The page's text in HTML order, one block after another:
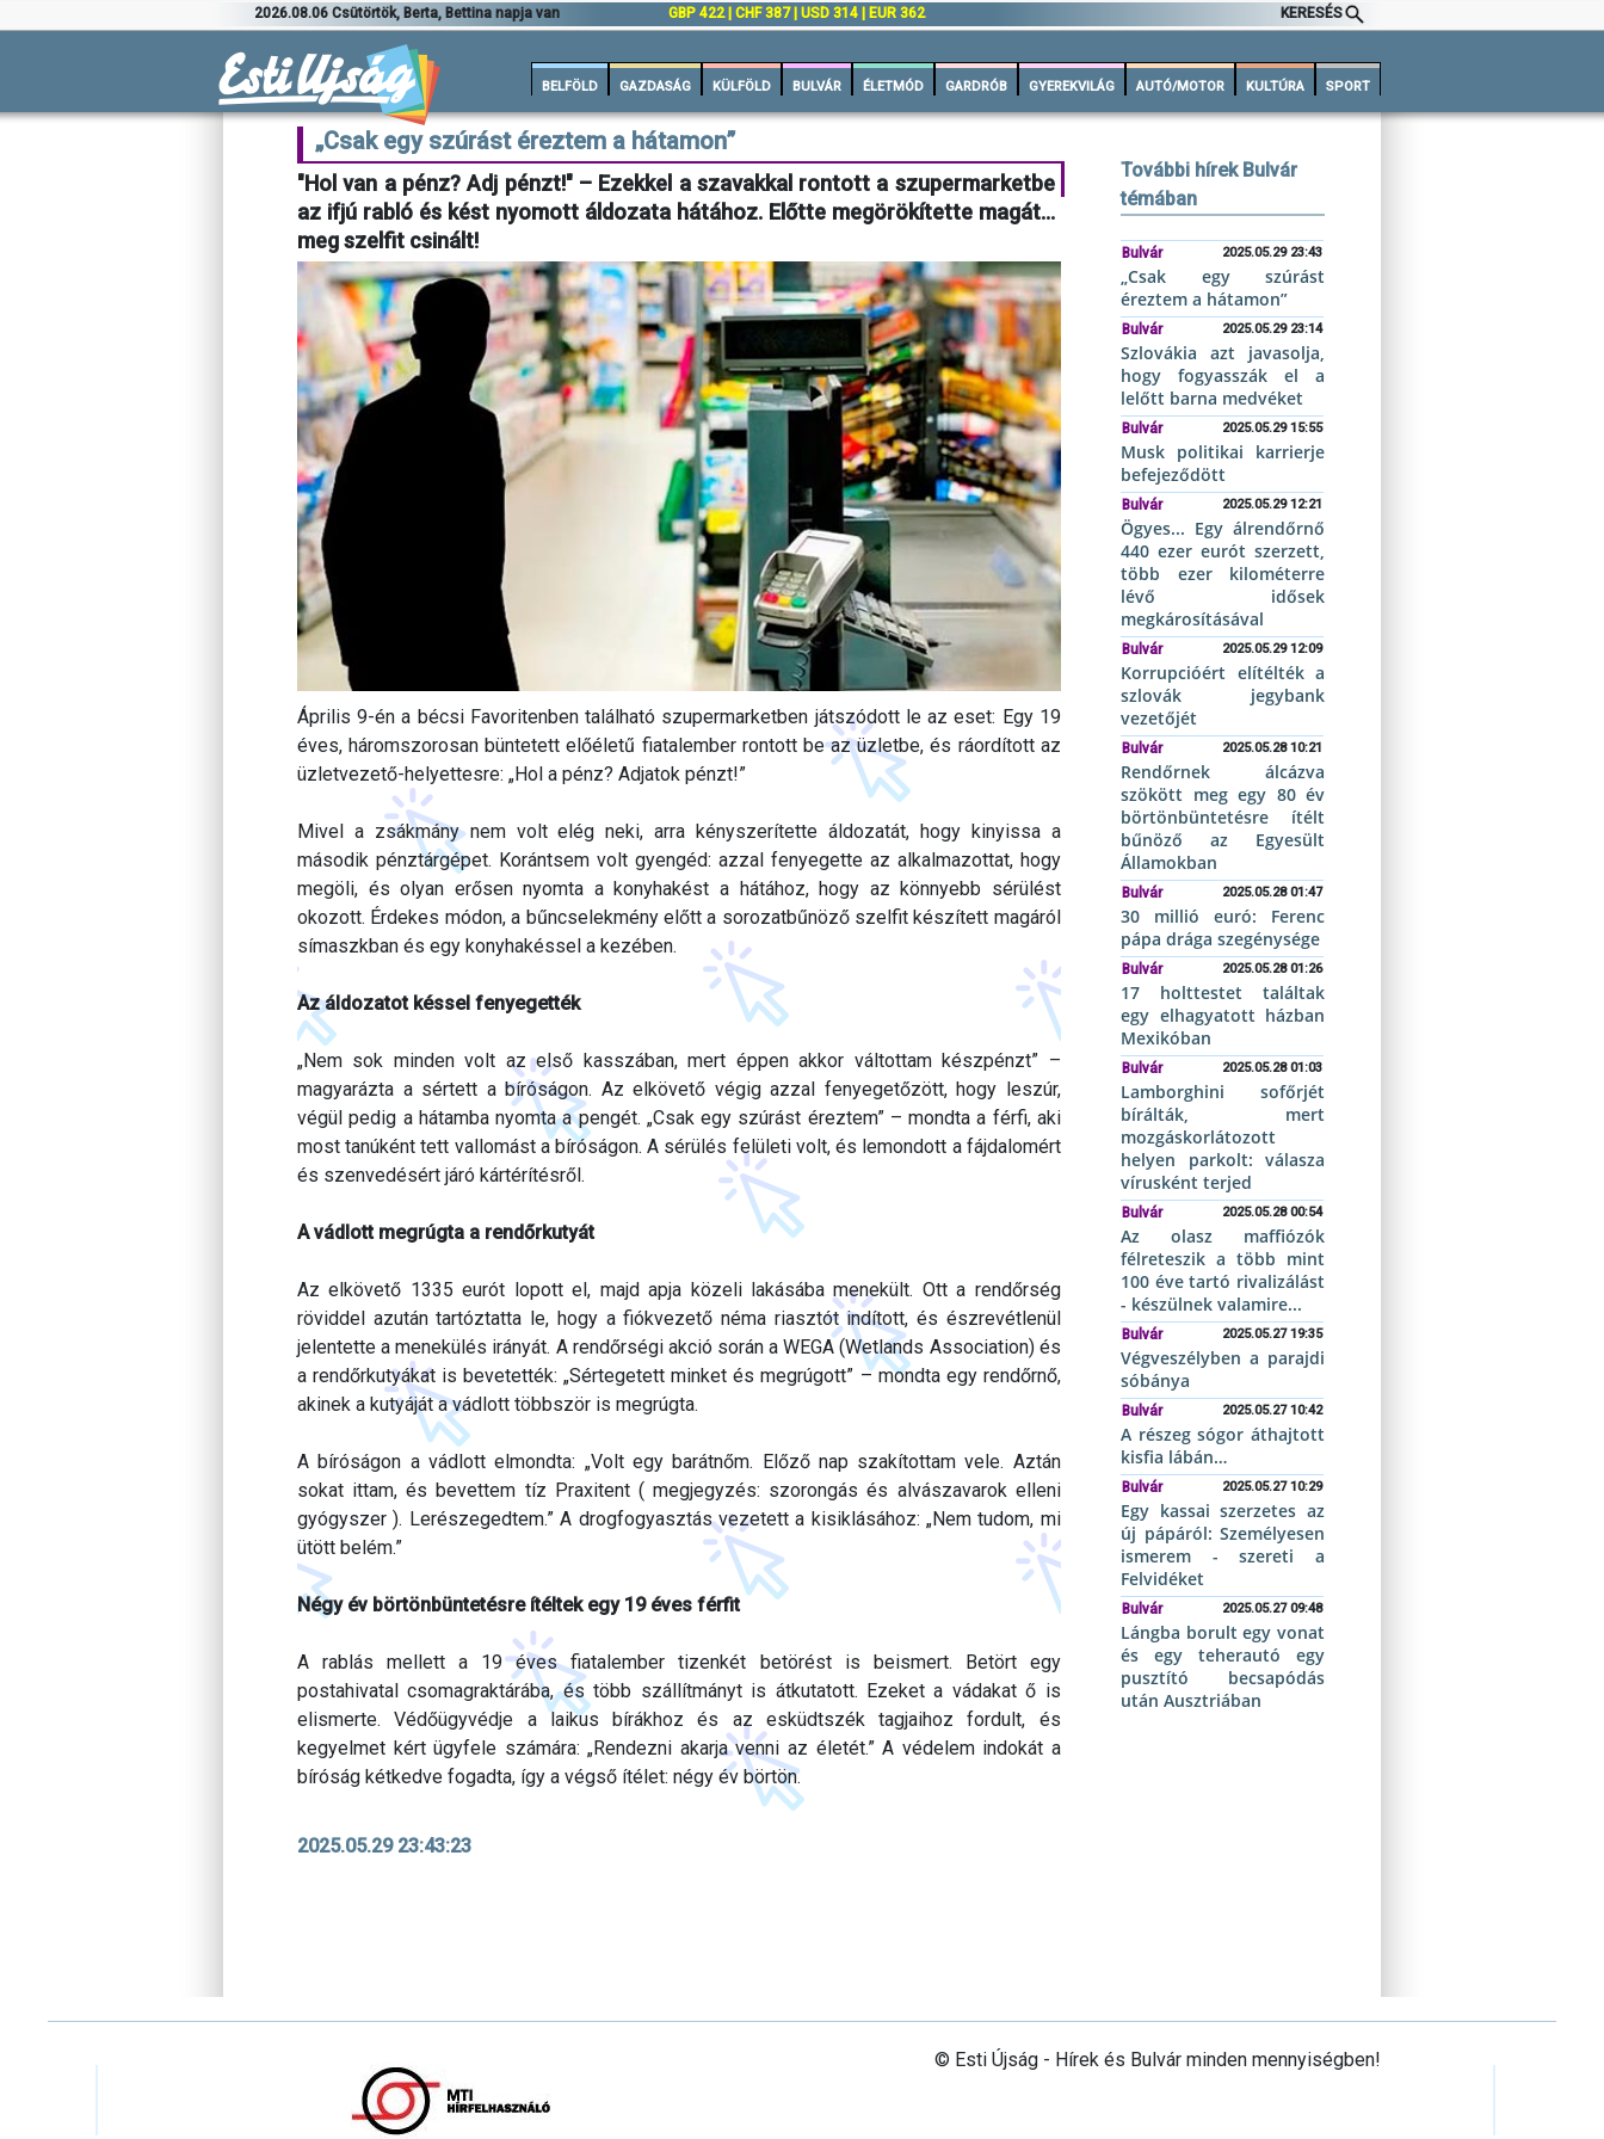
2026.08.06 Csütörtök, Berta, Bettina napja van GBP 422 | CHF 387 | USD 314 | EUR 362 KERESÉS
BELFÖLD GAZDASÁG KÜLFÖLD BULVÁR ÉLETMÓD GARDRÓB GYEREKVILÁG AUTÓ/MOTOR KULTÚRA SPORT
„Csak egy szúrást éreztem a hátamon”
"Hol van a pénz? Adj pénzt!" – Ezekkel a szavakkal rontott a szupermarketbe
az ifjú rabló és kést nyomott áldozata hátához. Előtte megörökítette magát...
meg szelfit csinált!
Április 9-én a bécsi Favoritenben található szupermarketben játszódott le az eset: Egy 19
éves, háromszorosan büntetett előéletű fiatalember rontott be az üzletbe, és ráordított az
üzletvezető-helyettesre: „Hol a pénz? Adjatok pénzt!”
Mivel a zsákmány nem volt elég neki, arra kényszerítette áldozatát, hogy kinyissa a
második pénztárgépet. Korántsem volt gyengéd: azzal fenyegette az alkalmazottat, hogy
megöli, és olyan erősen nyomta a konyhakést a hátához, hogy az könnyebb sérülést
okozott. Érdekes módon, a bűncselekmény előtt a sorozatbűnöző szelfit készített magáról
símaszkban és egy konyhakéssel a kezében.
Az áldozatot késsel fenyegették
„Nem sok minden volt az első kasszában, mert éppen akkor váltottam készpénzt” –
magyarázta a sértett a bíróságon. Az elkövető végig azzal fenyegetőzött, hogy leszúr,
végül pedig a hátamba nyomta a pengét. „Csak egy szúrást éreztem” – mondta a férfi, aki
most tanúként tett vallomást a bíróságon. A sérülés felületi volt, és lemondott a fájdalomért
és szenvedésért járó kártérítésről.
A vádlott megrúgta a rendőrkutyát
Az elkövető 1335 eurót lopott el, majd apja közeli lakásába menekült. Ott a rendőrség
röviddel azután tartóztatta le, hogy a fiókvezető néma riasztót indított, és észrevétlenül
jelentette a menekülés irányát. A rendőrségi akció során a WEGA (Wetlands Association) és
a rendőrkutyákat is bevetették: „Sértegetett minket és megrúgott” – mondta egy rendőrnő,
akinek a kutyáját a vádlott többször is megrúgta.
A bíróságon a vádlott elmondta: „Volt egy barátnőm. Előző nap szakítottam vele. Aztán
sokat ittam, és bevettem tíz Praxitent ( megjegyzés: szorongás és alvászavarok elleni
gyógyszer ). Lerészegedtem.” A drogfogyasztás vezetett a kisiklásához: „Nem tudom, mi
ütött belém.”
Négy év börtönbüntetésre ítéltek egy 19 éves férfit
A rablás mellett a 19 éves fiatalember tizenkét betörést is beismert. Betört egy
postahivatal csomagraktárába, és több szállítmányt is átkutatott. Ezeket a vádakat ő is
elismerte. Védőügyvédje a laikus bírákhoz és az esküdtszék tagjaihoz fordult, és
kegyelmet kért ügyfele számára: „Rendezni akarja venni az életét.” A védelem indokát a
bíróság kétkedve fogadta, így a végső ítélet: négy év börtön.
2025.05.29 23:43:23
További hírek Bulvár
témában
Bulvár 2025.05.29 23:43
„Csak egy szúrást
éreztem a hátamon”
Bulvár 2025.05.29 23:14
Szlovákia azt javasolja,
hogy fogyasszák el a
lelőtt barna medvéket
Bulvár 2025.05.29 15:55
Musk politikai karrierje
befejeződött
Bulvár 2025.05.29 12:21
Ögyes... Egy álrendőrnő
440 ezer eurót szerzett,
több ezer kilométerre
lévő idősek
megkárosításával
Bulvár 2025.05.29 12:09
Korrupcióért elítélték a
szlovák jegybank
vezetőjét
Bulvár 2025.05.28 10:21
Rendőrnek álcázva
szökött meg egy 80 év
börtönbüntetésre ítélt
bűnöző az Egyesült
Államokban
Bulvár 2025.05.28 01:47
30 millió euró: Ferenc
pápa drága szegénysége
Bulvár 2025.05.28 01:26
17 holttestet találtak
egy elhagyatott házban
Mexikóban
Bulvár 2025.05.28 01:03
Lamborghini sofőrjét
bírálták, mert
mozgáskorlátozott
helyen parkolt: válasza
vírusként terjed
Bulvár 2025.05.28 00:54
Az olasz maffiózók
félreteszik a több mint
100 éve tartó rivalizálást
- készülnek valamire...
Bulvár 2025.05.27 19:35
Végveszélyben a parajdi
sóbánya
Bulvár 2025.05.27 10:42
A részeg sógor áthajtott
kisfia lábán…
Bulvár 2025.05.27 10:29
Egy kassai szerzetes az
új pápáról: Személyesen
ismerem - szereti a
Felvidéket
Bulvár 2025.05.27 09:48
Lángba borult egy vonat
és egy teherautó egy
pusztító becsapódás
után Ausztriában
© Esti Újság - Hírek és Bulvár minden mennyiségben!